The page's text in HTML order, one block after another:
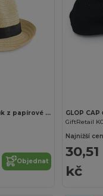
BOOGIE Letní klobouk z papírové slámy s barevnou stuhou
Objednat
GLOP
GiftRetail
Najnižší
30,51
kč